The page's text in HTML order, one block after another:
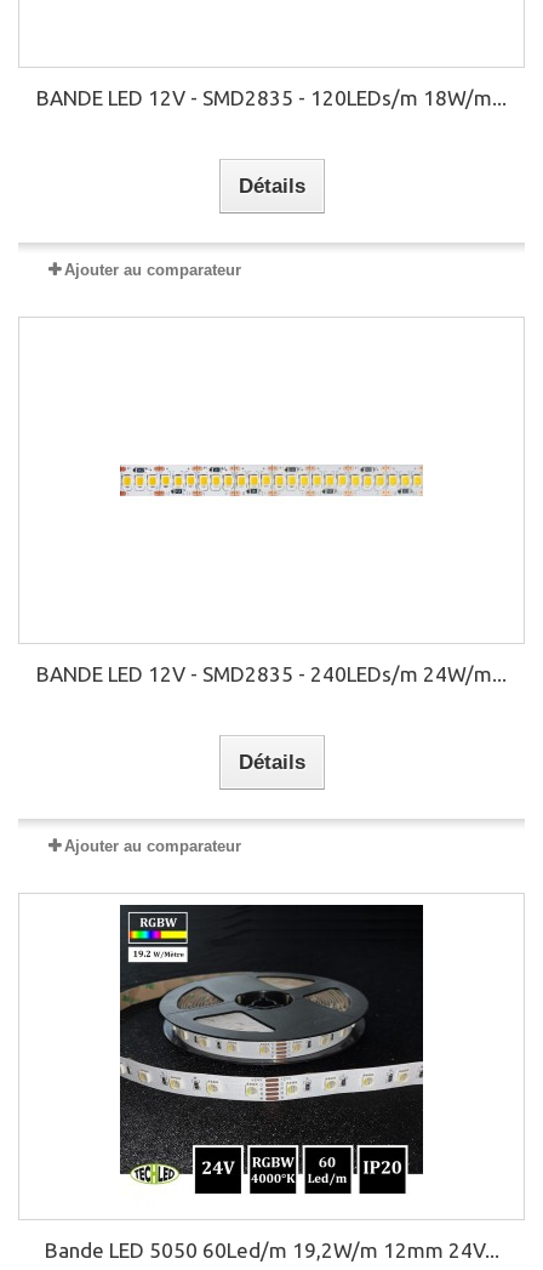
BANDE LED 12V - SMD2835 - 120LEDs/m 18W/m...
Détails
Ajouter au comparateur
BANDE LED 12V - SMD2835 - 240LEDs/m 24W/m...
Détails
Ajouter au comparateur
Bande LED 5050 60Led/m 19,2W/m 12mm 24V...